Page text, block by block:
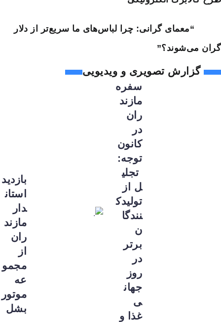
“معمای گرانی: چرا لباس‌های ما سریع‌تر از دلار
گران می‌شوند؟”
گزارش تصویری و ویدیویی
سفره
مازند
ران
در
کانون
توجه:
تجلی
ل از
تولیدک
نندگا
ن
برتر
در
روز
جهان
ی
غذا و
بازدید
استان
دار
مازند
ران
از
مجمو
عه
موتور
بشل